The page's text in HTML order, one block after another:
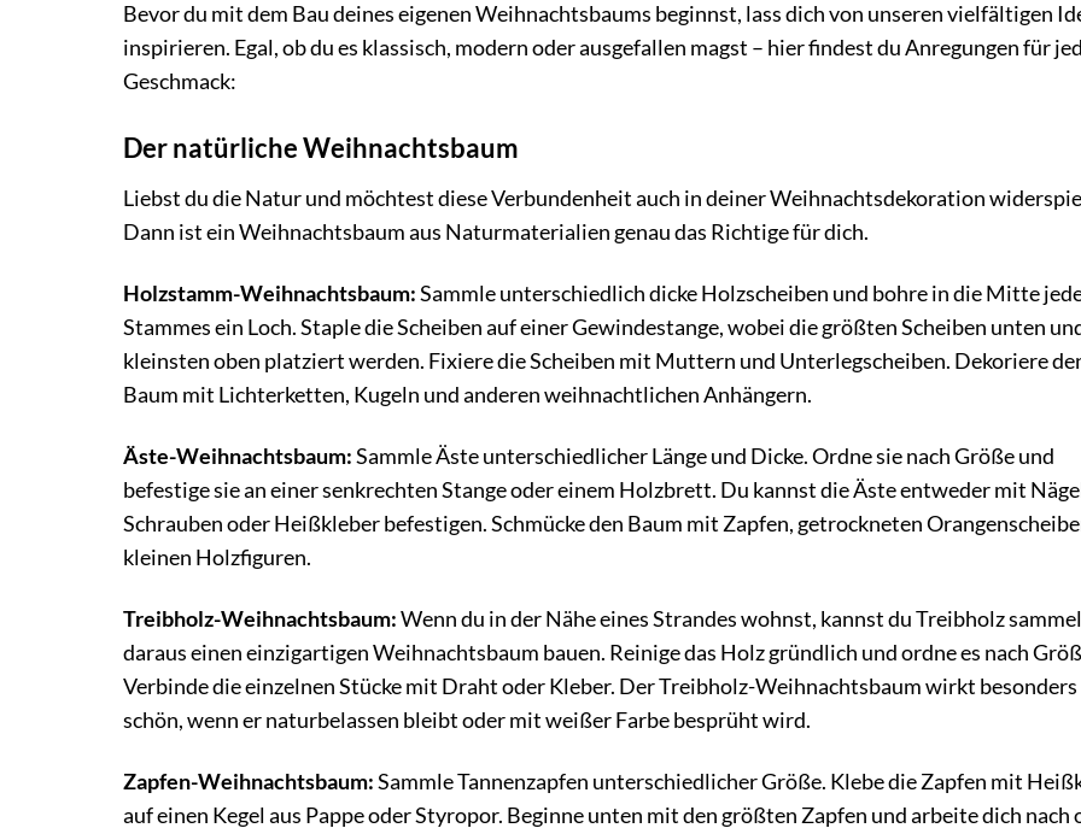
Bevor du mit dem Bau deines eigenen Weihnachtsbaums beginnst, lass dich von unseren vielfältigen
inspirieren. Egal, ob du es klassisch, modern oder ausgefallen magst – hier findest du Anregungen für
Geschmack:
Der natürliche Weihnachtsbaum
Liebst du die Natur und möchtest diese Verbundenheit auch in deiner Weihnachtsdekoration
Dann ist ein Weihnachtsbaum aus Naturmaterialien genau das Richtige für dich.
Holzstamm-Weihnachtsbaum:Sammle unterschiedlich dicke Holzscheiben und bohre in die Mitte
Stammes ein Loch. Staple die Scheiben auf einer Gewindestange, wobei die größten Scheiben unten
kleinsten oben platziert werden. Fixiere die Scheiben mit Muttern und Unterlegscheiben. Dekoriere
Baum mit Lichterketten, Kugeln und anderen weihnachtlichen Anhängern.
Äste-Weihnachtsbaum:Sammle Äste unterschiedlicher Länge und Dicke. Ordne sie nach Größe und
befestige sie an einer senkrechten Stange oder einem Holzbrett. Du kannst die Äste entweder mit
Schrauben oder Heißkleber befestigen. Schmücke den Baum mit Zapfen, getrockneten
kleinen Holzfiguren.
Treibholz-Weihnachtsbaum:Wenn du in der Nähe eines Strandes wohnst, kannst du Treibholz
daraus einen einzigartigen Weihnachtsbaum bauen. Reinige das Holz gründlich und ordne es nach
Verbinde die einzelnen Stücke mit Draht oder Kleber. Der Treibholz-Weihnachtsbaum wirkt besonders
schön, wenn er naturbelassen bleibt oder mit weißer Farbe besprüht wird.
Zapfen-Weihnachtsbaum:Sammle Tannenzapfen unterschiedlicher Größe. Klebe die Zapfen mit
auf einen Kegel aus Pappe oder Styropor. Beginne unten mit den größten Zapfen und arbeite dich nach